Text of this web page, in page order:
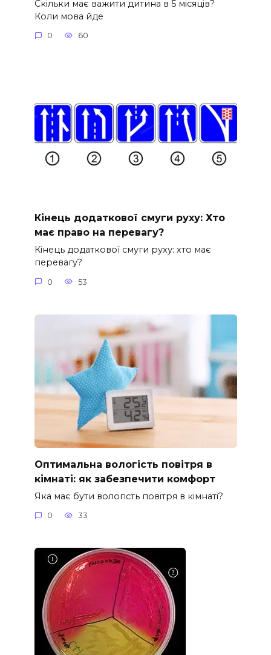
Скільки має важити дитина в 5 місяців?
Коли мова йде
0 60
Кінець додаткової смуги руху: Хто
має право на перевагу?
Кінець додаткової смуги руху: хто має
перевагу?
0 53
Оптимальна вологість повітря в
кімнаті: як забезпечити комфорт
Яка має бути вологість повітря в кімнаті?
0 33